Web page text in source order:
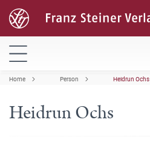
Home Person Heidrun Ochs
Heidrun Ochs